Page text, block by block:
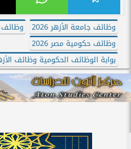
وظائف جامعة الأزهر 2026
وظائف
وظائف حكومية مصر 2026
بوابة الوظائف الحكومية وظائف